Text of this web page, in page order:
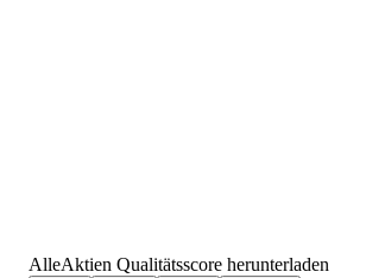
AlleAktien Qualitätsscore herunterladen